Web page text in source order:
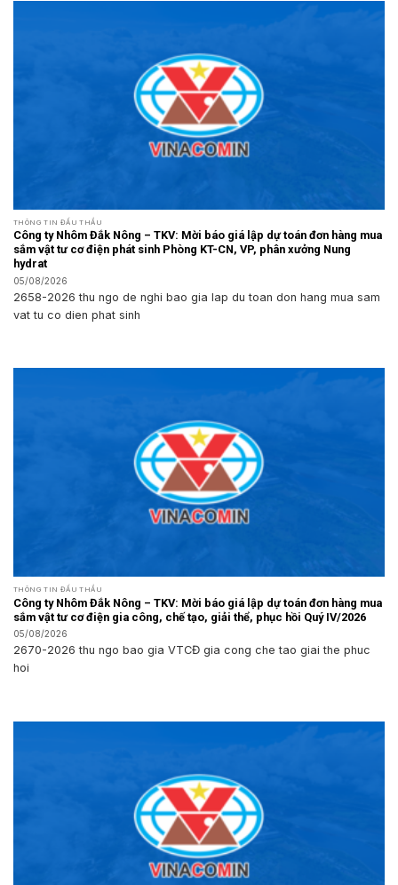
THÔNG TIN ĐẤU THẦU
Công ty Nhôm Đắk Nông – TKV: Mời báo giá lập dự toán đơn hàng mua
sắm vật tư cơ điện phát sinh Phòng KT-CN, VP, phân xưởng Nung
hydrat
05/08/2026
2658-2026 thu ngo de nghi bao gia lap du toan don hang mua sam
vat tu co dien phat sinh
THÔNG TIN ĐẤU THẦU
Công ty Nhôm Đắk Nông – TKV: Mời báo giá lập dự toán đơn hàng mua
sắm vật tư cơ điện gia công, chế tạo, giải thể, phục hồi Quý IV/2026
05/08/2026
2670-2026 thu ngo bao gia VTCĐ gia cong che tao giai the phuc
hoi